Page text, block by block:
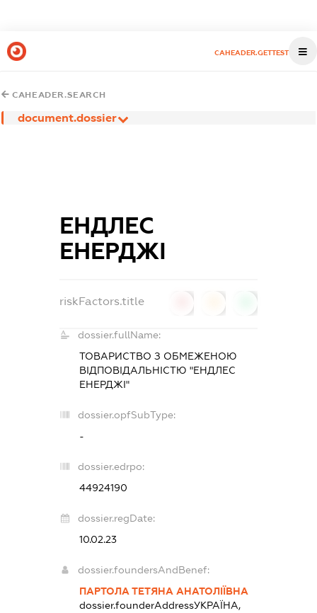
CAHEADER.GETTEST
CAHEADER.SEARCH
document.dossier
ЕНДЛЕС
ЕНЕРДЖІ
riskFactors.title
dossier.fullName:
ТОВАРИСТВО З ОБМЕЖЕНОЮ
ВІДПОВІДАЛЬНІСТЮ "ЕНДЛЕС
ЕНЕРДЖІ"
dossier.opfSubType:
-
dossier.edrpo:
44924190
dossier.regDate:
10.02.23
dossier.foundersAndBenef:
ПАРТОЛА ТЕТЯНА АНАТОЛІЇВНА
dossier.founderAddressУКРАЇНА,